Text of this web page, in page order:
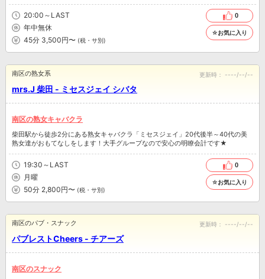
20:00～LAST
年中無休
45分 3,500円〜 (税・サ別)
0
☆お気に入り
mrs.J 柴田 - ミセスジェイ シバタ
南区の熟女系 更新時： ----/--/--
南区の熟女キャバクラ
柴田駅から徒歩2分にある熟女キャバクラ「ミセスジェイ」20代後半～40代の美
熟女達がおもてなしをします！大手グループなので安心の明瞭会計です★
19:30～LAST
月曜
50分 2,800円〜 (税・サ別)
0
☆お気に入り
パブレストCheers - チアーズ
南区のパブ・スナック 更新時： ----/--/--
南区のスナック